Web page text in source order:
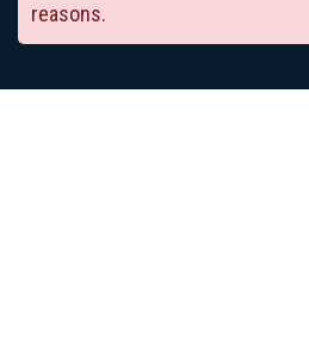
reasons.